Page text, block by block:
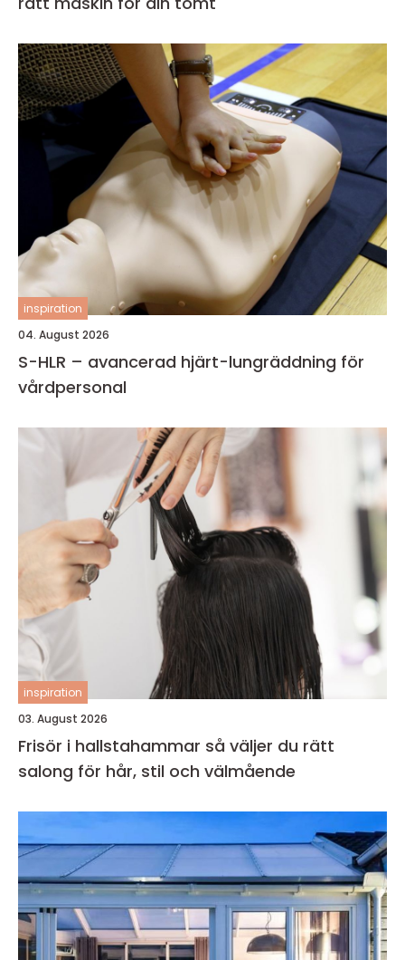
inspiration
04. August 2026
S-HLR – avancerad hjärt-lungräddning för
vårdpersonal
inspiration
03. August 2026
Frisör i hallstahammar så väljer du rätt
salong för hår, stil och välmående